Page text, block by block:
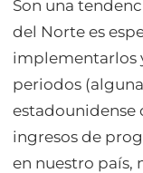
Son una
del Norte es
implementarlos
periodos
estadounidense
ingresos de
en nuestro país,